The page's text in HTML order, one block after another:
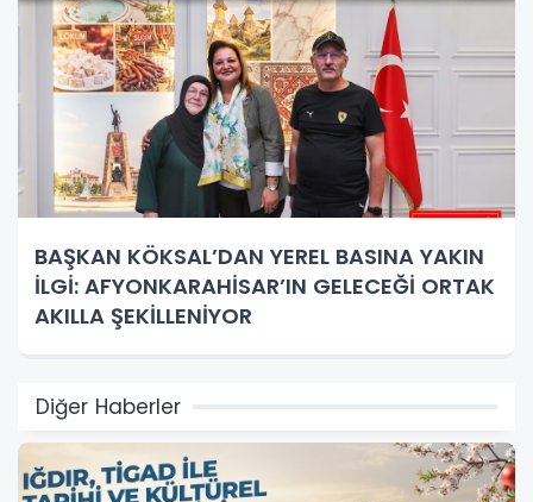
BAŞKAN KÖKSAL’DAN YEREL BASINA YAKIN
İLGİ: AFYONKARAHİSAR’IN GELECEĞİ ORTAK
AKILLA ŞEKİLLENİYOR
Diğer Haberler